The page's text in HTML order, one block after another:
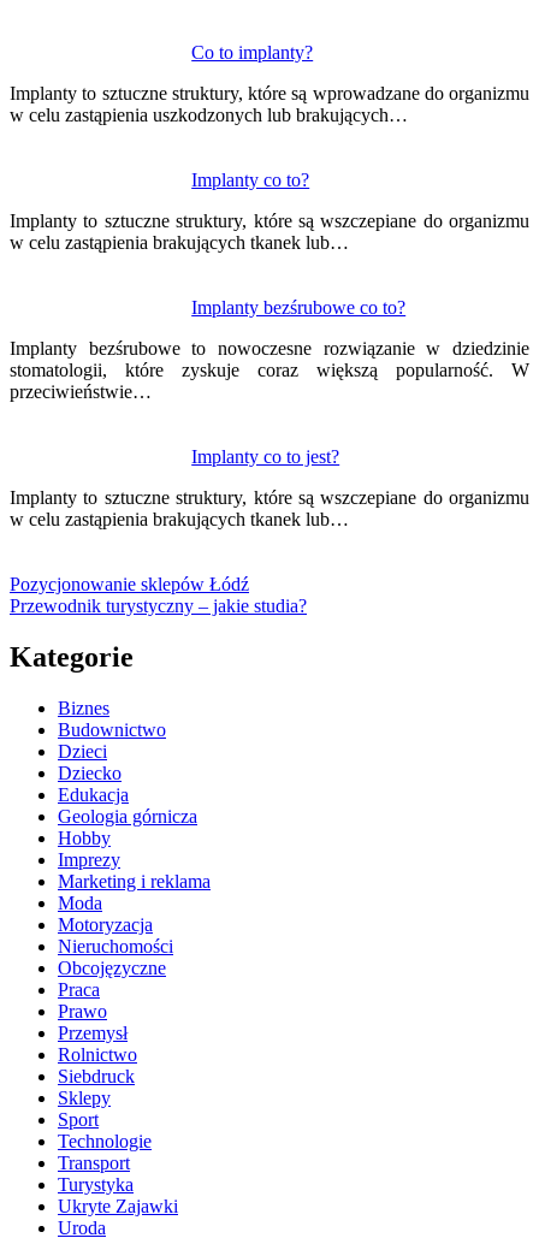
Co to implanty?
Implanty to sztuczne struktury, które są wprowadzane do organizmu
w celu zastąpienia uszkodzonych lub brakujących…
Implanty co to?
Implanty to sztuczne struktury, które są wszczepiane do organizmu
w celu zastąpienia brakujących tkanek lub…
Implanty bezśrubowe co to?
Implanty bezśrubowe to nowoczesne rozwiązanie w dziedzinie
stomatologii, które zyskuje coraz większą popularność. W
przeciwieństwie…
Implanty co to jest?
Implanty to sztuczne struktury, które są wszczepiane do organizmu
w celu zastąpienia brakujących tkanek lub…
Pozycjonowanie sklepów Łódź
Przewodnik turystyczny – jakie studia?
Kategorie
Biznes
Budownictwo
Dzieci
Dziecko
Edukacja
Geologia górnicza
Hobby
Imprezy
Marketing i reklama
Moda
Motoryzacja
Nieruchomości
Obcojęzyczne
Praca
Prawo
Przemysł
Rolnictwo
Siebdruck
Sklepy
Sport
Technologie
Transport
Turystyka
Ukryte Zajawki
Uroda